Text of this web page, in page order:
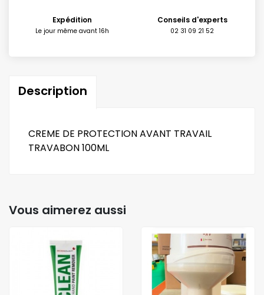
Expédition
Le jour même avant 16h
Conseils d'experts
02 31 09 21 52
Description
CREME DE PROTECTION AVANT TRAVAIL
TRAVABON 100ML
Vous aimerez aussi